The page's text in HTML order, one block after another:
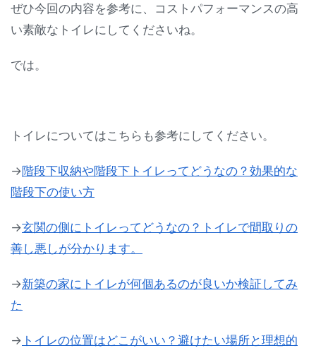
ぜひ今回の内容を参考に、コストパフォーマンスの高
い素敵なトイレにしてくださいね。
では。
トイレについてはこちらも参考にしてください。
→階段下収納や階段下トイレってどうなの？効果的な
階段下の使い方
→玄関の側にトイレってどうなの？トイレで間取りの
善し悪しが分かります。
→新築の家にトイレが何個あるのが良いか検証してみ
た
→ トイレの位置はどこがいい？避けたい場所と理想的